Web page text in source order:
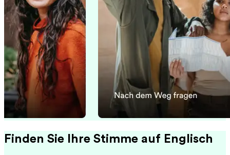
Finden Sie Ihre Stimme auf Englisch